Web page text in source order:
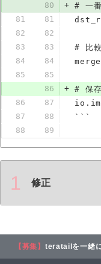
80
+ # 一
81
81
82
82
83
83
# 比較
84
84
85
85
86
+
# 保存
86
87
87
88
```
88
89
1 修正
【募集】 teratailを一緒